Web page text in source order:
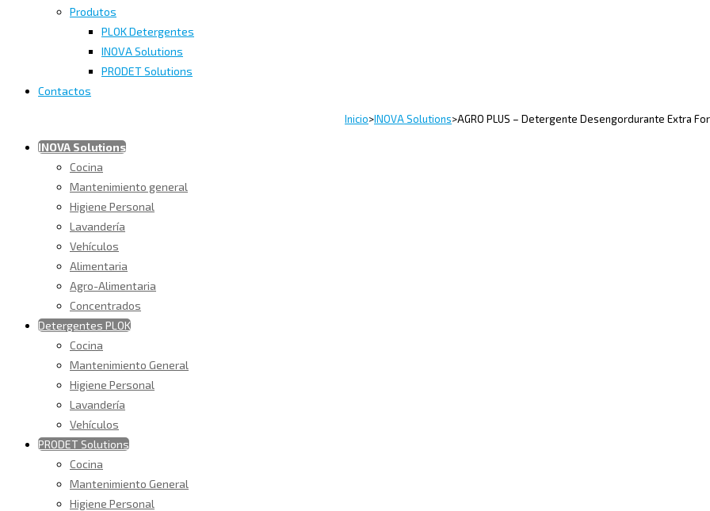
Produtos
PLOK Detergentes
INOVA Solutions
PRODET Solutions
Contactos
Inicio>INOVA Solutions>AGRO PLUS – Detergente Desengordurante Extra
INOVA Solutions
Cocina
Mantenimiento general
Higiene Personal
Lavandería
Vehículos
Alimentaria
Agro-Alimentaria
Concentrados
Detergentes PLOK
Cocina
Mantenimiento General
Higiene Personal
Lavandería
Vehículos
PRODET Solutions
Cocina
Mantenimiento General
Higiene Personal